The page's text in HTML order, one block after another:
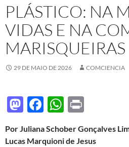
PLÁSTICO: NA
VIDAS E NA
MARISQUEIRAS
29 DE MAIO DE 2026 COMCIENCIA
M
to
F
e
W
at nt
PorJuliana Schober Gonçalves
Lucas Marquioni de Jesus